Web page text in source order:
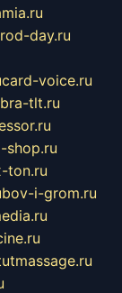
day.ru
card-voice.ru
tlt.ru
shop.ru
ton.ru
i-grom.ru